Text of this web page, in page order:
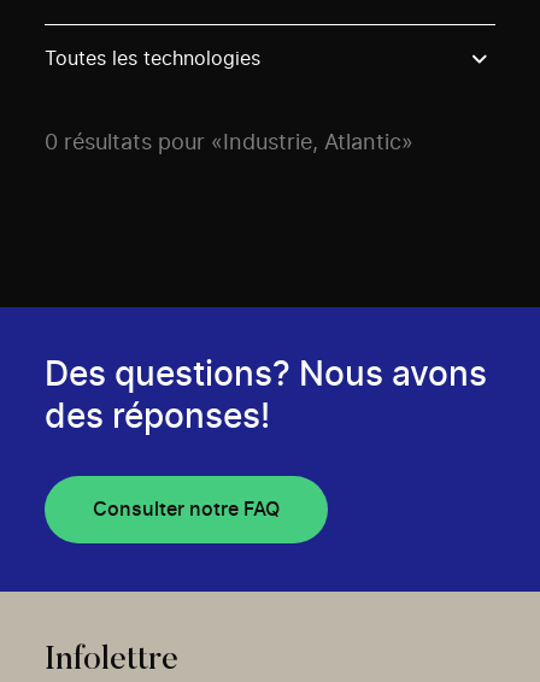
Toutes les technologies
0 résultats pour «Industrie, Atlantic»
Des questions? Nous avons
des réponses!
Consulter notre FAQ
Infolettre